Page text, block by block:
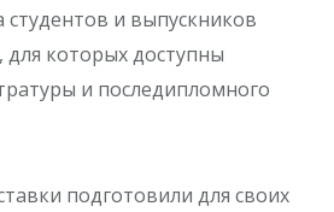
и выпускников
для которых доступны
и последипломного
подготовили для своих